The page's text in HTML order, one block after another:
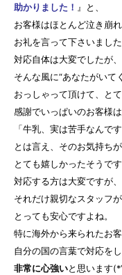
助かりました！ 』と、
お客様はほとんど泣き崩
お礼を言って下さいました
対応自体は大変でしたが、
そんな風に“あなたがいて
おっしゃって頂けて、と
感謝でいっぱいのお客様
「牛乳、実は苦手なんで
とは言え、そのお気持ちが
とても嬉しかったそうで
対応する方は大変ですが
それだけ親切なスタッフが
とっても安心ですよね。
特に海外から来られたお
自分の国の言葉で対応を
非常に心強いと思います